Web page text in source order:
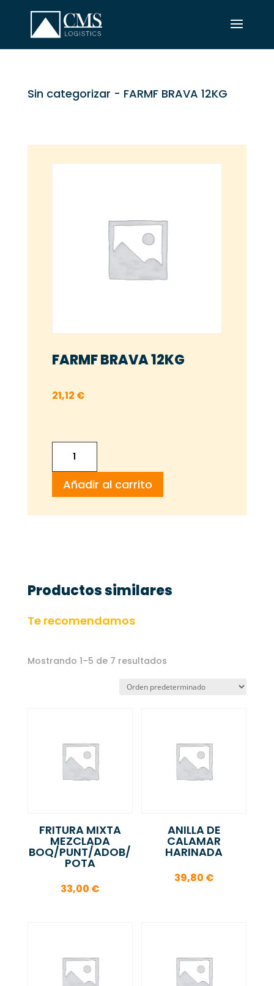
Sin categorizar - FARMF BRAVA 12KG
FARMF BRAVA 12KG
21,12 €
FARMF
BRAVA
12KG
Añadir al carrito
Productos similares
Te recomendamos
Mostrando 1–5 de 7 resultados
FRITURA MIXTA
MEZCLADA
BOQ/PUNT/ADOB/
POTA
33,00 €
ANILLA DE
CALAMAR
HARINADA
39,80 €